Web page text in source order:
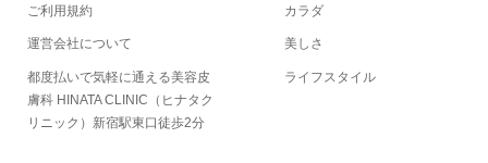
ご利用規約
運営会社について
都度払いで気軽に通える美容皮
膚科 HINATA CLINIC（ヒナタク
リニック）新宿駅東口徒歩2分
カラダ
美しさ
ライフスタイル